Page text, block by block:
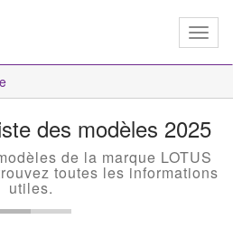
des modèles 2025
de la marque LOTUS
toutes les informations
utiles.